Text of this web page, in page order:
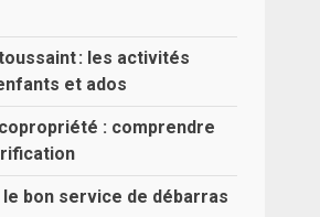
: les activités
et ados
: comprendre
bon service de débarras